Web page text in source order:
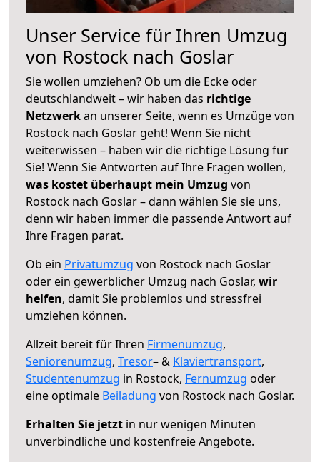
Unser Service für Ihren Umzug
von Rostock nach Goslar
Sie wollen umziehen? Ob um die Ecke oder
deutschlandweit – wir haben das richtige
Netzwerkan unserer Seite, wenn es Umzüge von
Rostock nach Goslar geht! Wenn Sie nicht
weiterwissen – haben wir die richtige Lösung für
Sie! Wenn Sie Antworten auf Ihre Fragen wollen,
was kostet überhaupt mein Umzug von
Rostock nach Goslar – dann wählen Sie sie uns,
denn wir haben immer die passende Antwort auf
Ihre Fragen parat.
Ob ein Privatumzug von Rostock nach Goslar
oder ein gewerblicher Umzug nach Goslar, wir
helfen, damit Sie problemlos und stressfrei
umziehen können.
Allzeit bereit für Ihren Firmenumzug,
Seniorenumzug, Tresor– & Klaviertransport,
Studentenumzug in Rostock, Fernumzug oder
eine optimale Beiladung von Rostock nach Goslar.
Erhalten Sie jetzt in nur wenigen Minuten
unverbindliche und kostenfreie Angebote.